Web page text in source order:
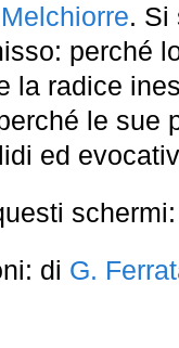
. Si
perché
la radice
le sue
ed
di G.